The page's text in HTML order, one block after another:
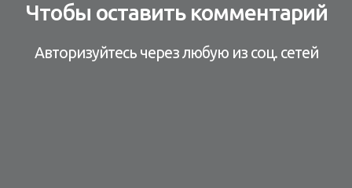
Чтобы оставить комментарий
Авторизуйтесь через любую из соц. сетей